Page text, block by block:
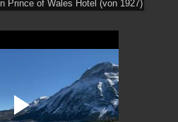
Prince of Wales Hotel (von 1927)